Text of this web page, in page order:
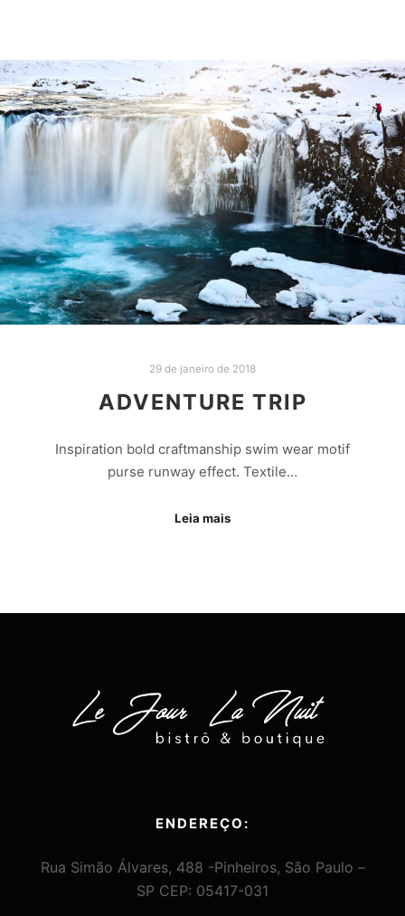
29 de janeiro de 2018
ADVENTURE TRIP
Inspiration bold craftmanship swim wear motif
purse runway effect. Textile…
Leia mais
ENDEREÇO:
Rua Simão Álvares, 488 -Pinheiros, São Paulo –
SP CEP: 05417-031